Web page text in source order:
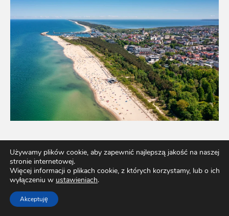
Władysławowo – przepis na udane wakacje nad
Bałtykiem
Używamy plików cookie, aby zapewnić najlepszą jakość na naszej
stronie internetowej.
Więcej informacji o plikach cookie, z których korzystamy, lub o ich
wyłączeniu w ustawieniach.
Akceptuję